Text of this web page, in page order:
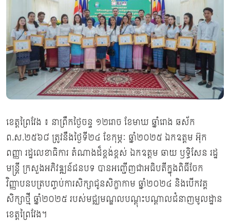
ខេត្តព្រៃវែង ៖ នាព្រឹកថ្ងៃចន្ទ ១២រោច ខែមាឃ ឆ្នាំរោង ឆស័ក
ព.ស.២៥៦៨ ត្រូវនឹងថ្ងៃទី២៤ ខែកុម្ភៈ ឆ្នាំ២០២៥ ឯកឧត្ដម អ៊ុក
ពញ្ញា រដ្ឋលេខាធិការ តំណាងដ៏ខ្ពង់ខ្ពស់ ឯកឧត្ដម ឆាយ ឫទ្ធិសែន រដ្ឋ
មន្ត្រី ក្រសួងអភិវឌ្ឍន៍ជនបទ បានអញ្ជើញជាអធិបតីក្នុងពិធីចែក
វិញ្ញាបនបត្របញ្ចប់ការសិក្សាជូនសិក្ខាកាម ឆ្នាំ២០២៤ និងបើកវគ្គ
សិក្សាថ្មី ឆ្នាំ២០២៥ របស់មជ្ឈមណ្ឌលបណ្ដុះបណ្ដាលជំនាញមូលដ្ឋាន
ខេត្តព្រៃវែង។